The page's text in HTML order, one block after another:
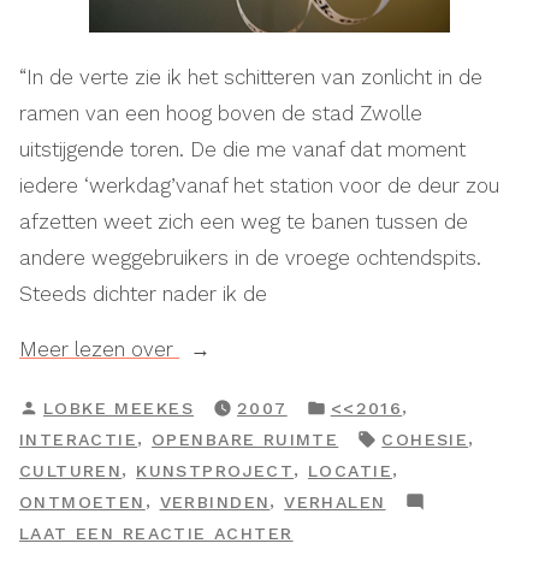
“In de verte zie ik het schitteren van zonlicht in de
ramen van een hoog boven de stad Zwolle
uitstijgende toren. De die me vanaf dat moment
iedere ‘werkdag’vanaf het station voor de deur zou
afzetten weet zich een weg te banen tussen de
andere weggebruikers in de vroege ochtendspits.
Steeds dichter nader ik de
Meer lezen over
“Show
passion”
GEPLAATST
DOOR
LOBKE MEEKES 2007
GEPLAATST
IN
<<2016,
INTERACTIE, OPENBARE RUIMTE TAGS:
COHESIE,
CULTUREN, KUNSTPROJECT, LOCATIE,
ONTMOETEN , VERBINDEN,VERHALEN
LAAT EEN REACTIE ACHTER